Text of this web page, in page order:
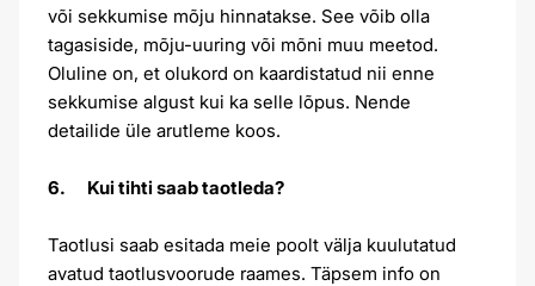
või sekkumise mõju hinnatakse. See võib olla
tagasiside, mõju-uuring või mõni muu meetod.
Oluline on, et olukord on kaardistatud nii enne
sekkumise algust kui ka selle lõpus. Nende
detailide üle arutleme koos.
6. Kui tihti saab taotleda?
Taotlusi saab esitada meie poolt välja kuulutatud
avatud taotlusvoorude raames. Täpsem info on